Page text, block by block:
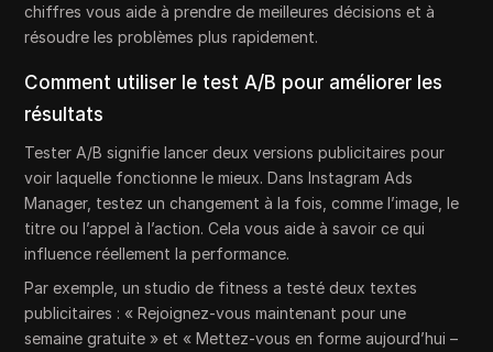
chiffres vous aide à prendre de meilleures décisions et à
résoudre les problèmes plus rapidement.
Comment utiliser le test A/B pour améliorer les
résultats
Tester A/B signifie lancer deux versions publicitaires pour
voir laquelle fonctionne le mieux. Dans Instagram Ads
Manager, testez un changement à la fois, comme l’image, le
titre ou l’appel à l’action. Cela vous aide à savoir ce qui
influence réellement la performance.
Par exemple, un studio de fitness a testé deux textes
publicitaires : « Rejoignez-vous maintenant pour une
semaine gratuite » et « Mettez-vous en forme aujourd’hui –